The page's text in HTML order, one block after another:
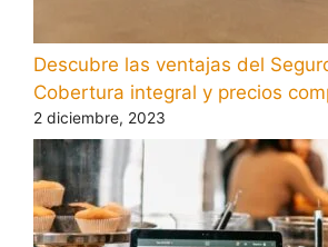
Descubre las ventajas del
Cobertura integral y precios
2 diciembre, 2023